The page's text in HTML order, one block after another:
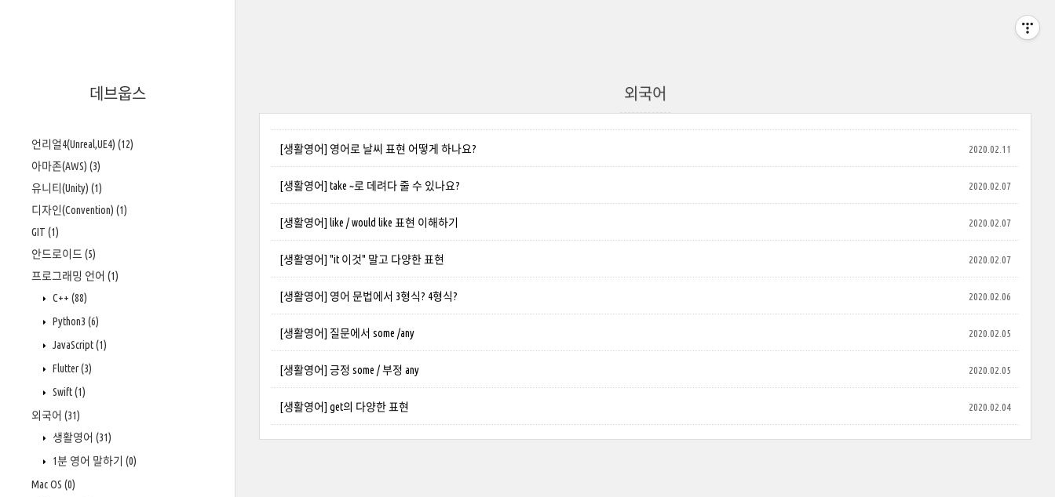
데브웁스
언리얼4(Unreal,UE4) (12)
아마존(AWS) (3)
유니티(Unity) (1)
디자인(Convention) (1)
GIT (1)
안드로이드 (5)
프로그래밍 언어 (1)
C++ (88)
Python3 (6)
JavaScript(1)
Flutter(3)
Swift(1)
외국어 (31)
생활영어 (31)
1분 영어 말하기 (0)
Mac OS (0)
외국어
[생활영어] 영어로 날씨 표현 어떻게 하나요? 2020.02.11
[생활영어] take ~로 데려다 줄 수 있나요? 2020.02.07
[생활영어] like / would like 표현 이해하기 2020.02.07
[생활영어] "it 이것" 말고 다양한 표현 2020.02.07
[생활영어] 영어 문법에서 3형식? 4형식? 2020.02.06
[생활영어] 질문에서 some /any 2020.02.05
[생활영어] 긍정 some / 부정 any 2020.02.05
[생활영어] get의 다양한 표현 2020.02.04